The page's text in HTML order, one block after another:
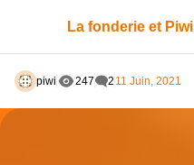
La fonderie et Piwi
piwi 247 2 11 Juin, 2021